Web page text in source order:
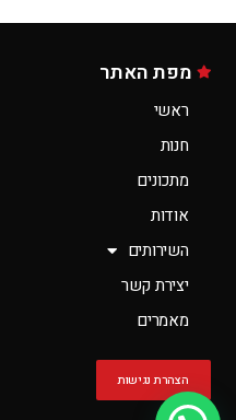
מפת האתר
ראשי
חנות
מתכונים
אודות
השירותים
יצירת קשר
מאמרים
הצהרת נגישות